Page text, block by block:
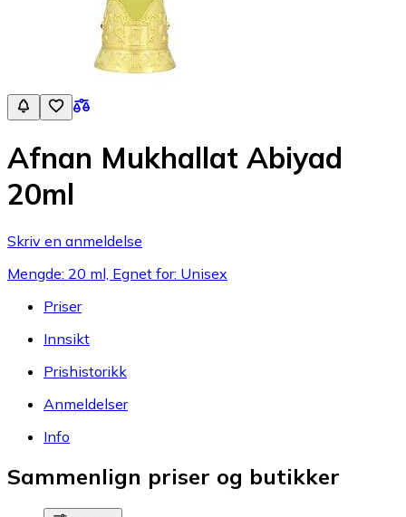
Afnan Mukhallat Abiyad
20ml
Skriv en anmeldelse
Mengde: 20 ml, Egnet for: Unisex
Priser
Innsikt
Prishistorikk
Anmeldelser
Info
Sammenlign priser og butikker